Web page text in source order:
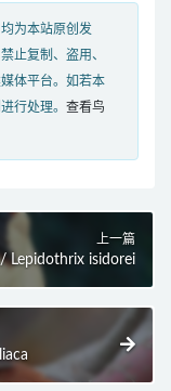
为本站原创发
止复制、盗用、
体平台。如若本
行处理。 查看鸟
上一篇
Lepidothrix isidorei